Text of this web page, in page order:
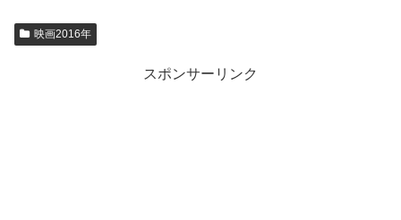
映画2016年
スポンサーリンク